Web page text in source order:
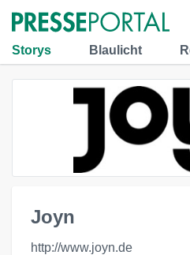
Storys Blaulicht
Joyn
http://www.joyn.de